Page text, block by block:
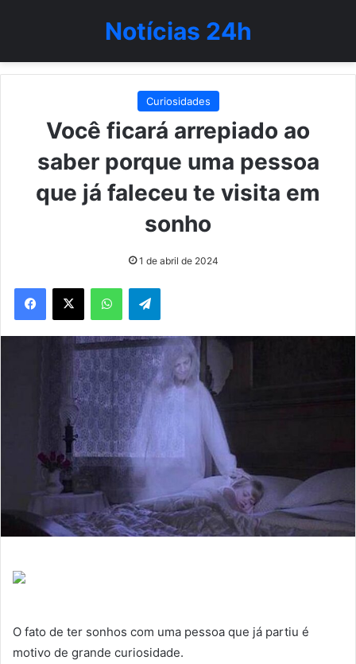
Notícias 24h
Curiosidades
Você ficará arrepiado ao
saber porque uma pessoa
que já faleceu te visita em
sonho
1 de abril de 2024
WhatsAppTelegram
O fato de ter sonhos com uma pessoa que já partiu é
motivo de grande curiosidade.